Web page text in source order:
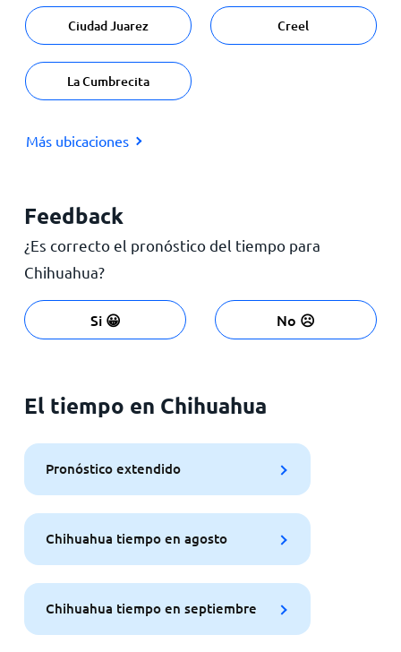
Ciudad Juarez Creel
La Cumbrecita
Más ubicaciones
Feedback
¿Es correcto el pronóstico del tiempo para
Chihuahua?
Si 😀 No ☹️
El tiempo en Chihuahua
Pronóstico extendido
Chihuahua tiempo en agosto
Chihuahua tiempo en septiembre